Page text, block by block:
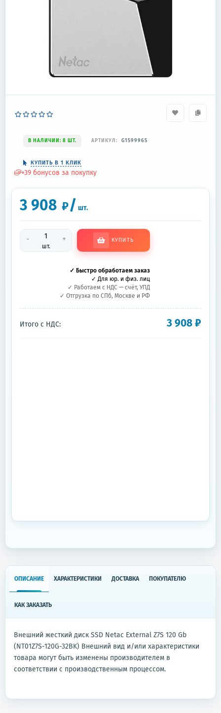
В НАЛИЧИИ: 8 ШТ. АРТИКУЛ: G1599965
КУПИТЬ В 1 КЛИК
+39 бонусов за покупку
3 908 ₽/ шт.
-
шт.
+ КУПИТЬ
✓ Быстро обработаем заказ
✓ Для юр. и физ. лиц
✓ Работаем с НДС — счёт, УПД
✓ Отгрузка по СПб, Москве и РФ
Итого с НДС: 3 908₽
ОПИСАНИЕ ХАРАКТЕРИСТИКИ ДОСТАВКА ПОКУПАТЕЛЮ
КАК ЗАКАЗАТЬ
Внешний жесткий диск SSD Netac External Z7S 120 Gb
(NT01Z7S-120G-32BK) Внешний вид и/или характеристики
товара могут быть изменены производителем в
соответствии с производственным процессом.